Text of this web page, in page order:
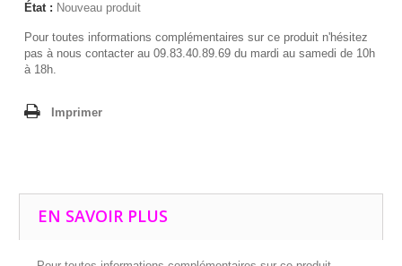
État : Nouveau produit
Pour toutes informations complémentaires sur ce produit n'hésitez
pas à nous contacter au 09.83.40.89.69 du mardi au samedi de 10h
à 18h.
Imprimer
EN SAVOIR PLUS